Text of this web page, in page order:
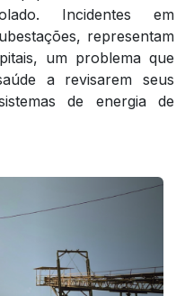
Incidentes em
representam
um problema que
a revisarem seus
de energia de